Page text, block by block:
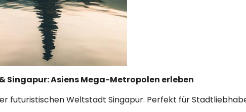
Singapur: Asiens Mega-Metropolen erleben
futuristischen Weltstadt Singapur. Perfekt für